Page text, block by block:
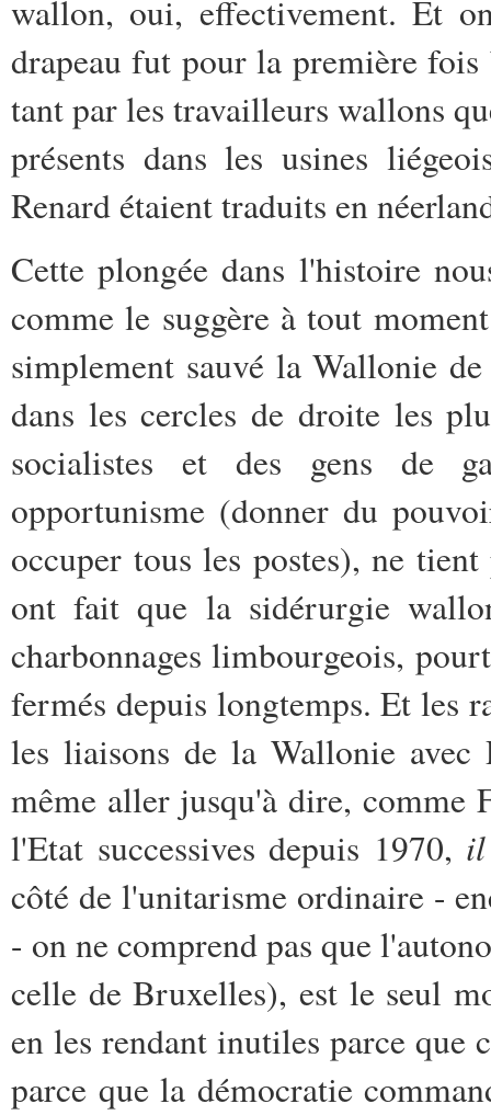
wallon, oui, effectivement. Et
drapeau fut pour la première
tant par les travailleurs wallons
présents dans les usines
Renard étaient traduits en
Cette plongée dans l'histoire
comme le suggère à tout
simplement sauvé la Wallonie
dans les cercles de droite les
socialistes et des gens de
opportunisme (donner du
occuper tous les postes), ne
ont fait que la sidérurgie
charbonnages limbourgeois,
fermés depuis longtemps. Et les
les liaisons de la Wallonie avec
même aller jusqu'à dire, comme
l'Etat successives depuis 1970, il
côté de l'unitarisme ordinaire -
- on ne comprend pas que
celle de Bruxelles), est le seul
en les rendant inutiles parce que
parce que la démocratie